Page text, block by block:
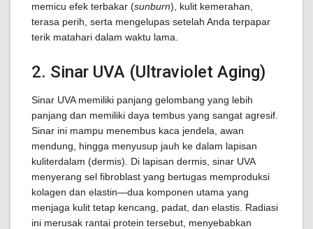
memicu efek terbakar (sunburn), kulit kemerahan,
terasa perih, serta mengelupas setelah Anda terpapar
terik matahari dalam waktu lama.
2. Sinar UVA (Ultraviolet Aging)
Sinar UVA memiliki panjang gelombang yang lebih
panjang dan memiliki daya tembus yang sangat agresif.
Sinar ini mampu menembus kaca jendela, awan
mendung, hingga menyusup jauh ke dalam lapisan
kuliterdalam (dermis). Di lapisan dermis, sinar UVA
menyerang sel fibroblast yang bertugas memproduksi
kolagen dan elastin—dua komponen utama yang
menjaga kulit tetap kencang, padat, dan elastis. Radiasi
ini merusak rantai protein tersebut, menyebabkan